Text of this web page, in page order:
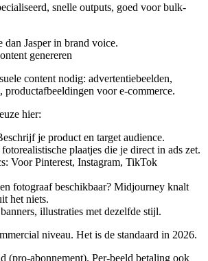
snelle outputs, goed voor bulk-
dan Jasper in brand voice.
genereren
content nodig: advertentiebeelden,
productafbeeldingen voor e-commerce.
hier:
je product en target audience.
plaatjes die je direct in ads zet.
: Voor Pinterest, Instagram, TikTok
fotograaf beschikbaar? Midjourney knalt
het niets.
illustraties met dezelfde stijl.
niveau. Het is de standaard in 2026.
(pro-abonnement). Per-beeld betaling ook